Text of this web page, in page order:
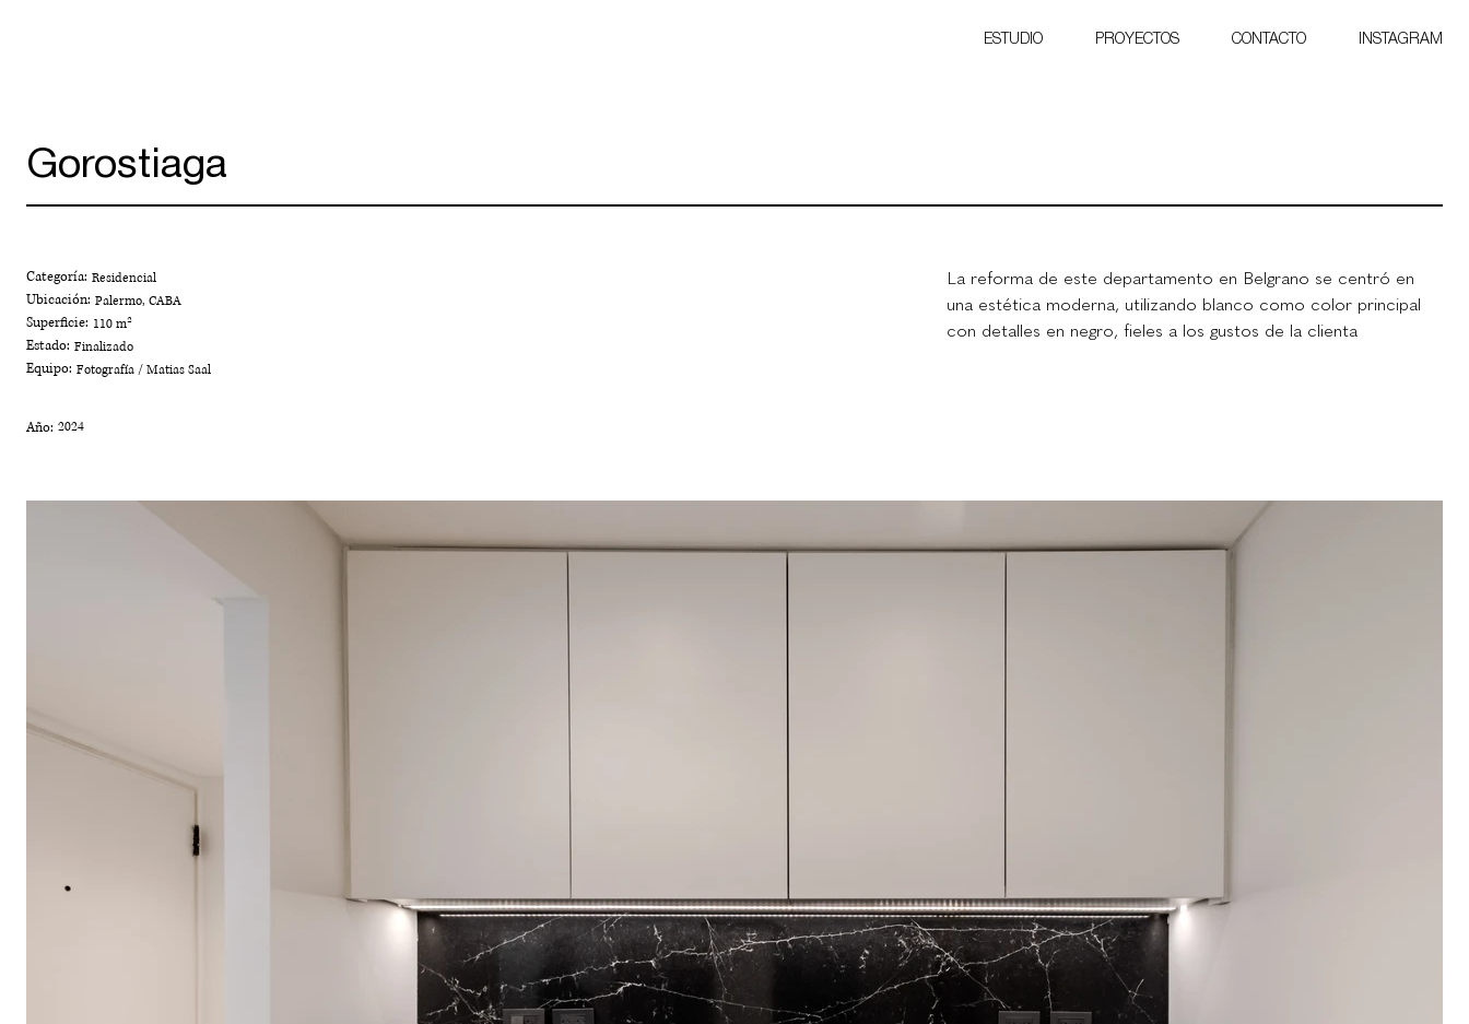
ESTUDIO PROYECTOS CONTACTO INSTAGRAM
Gorostiaga
Categoría: Residencial
Ubicación: Palermo, CABA
Superficie: 110 m²
Estado: Finalizado
Equipo: Fotografía / Matias Saal
Año: 2024
La reforma de este departamento en Belgrano se centró en
una estética moderna, utilizando blanco como color principal
con detalles en negro, fieles a los gustos de la clienta